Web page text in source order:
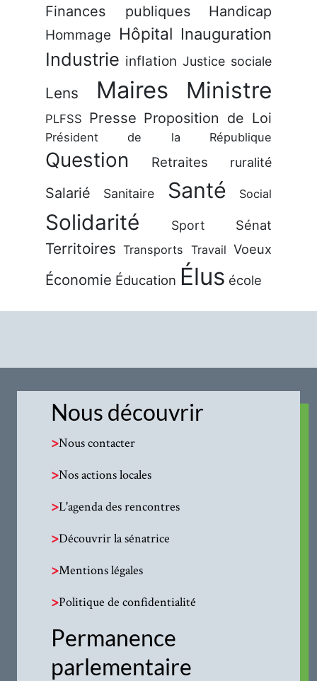
Finances publiques Handicap
Hommage Hôpital Inauguration
Industrie inflation Justice sociale
Lens Maires Ministre
PLFSS Presse Proposition de Loi
Président de la République
Question Retraites ruralité
Salarié Sanitaire Santé Social
Solidarité Sport Sénat
Territoires Transports Travail Voeux
Économie Éducation Élus école
Nous découvrir
>Nous contacter
>Nos actions locales
>L'agenda des rencontres
>Découvrir la sénatrice
>Mentions légales
>Politique de confidentialité
Permanence
parlementaire